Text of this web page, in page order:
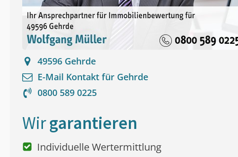
49596 Gehrde
E-Mail Kontakt für Gehrde
0800 589 0225
Wirgarantieren
Individuelle Wertermittlung